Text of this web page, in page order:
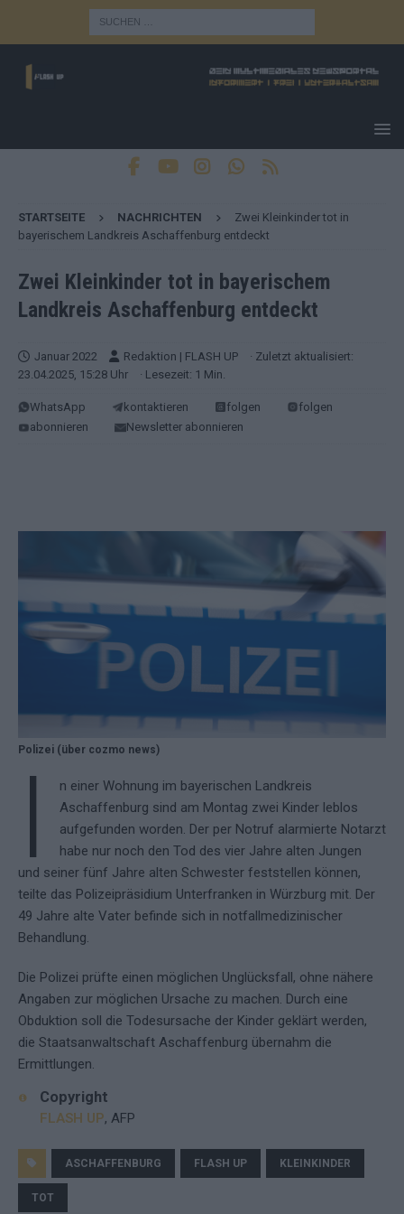
STARTSEITE NACHRICHTEN
Zwei Kleinkinder tot in
bayerischem Landkreis Aschaffenburg entdeckt
Zwei Kleinkinder tot in bayerischem
Landkreis Aschaffenburg entdeckt
Januar 2022 Redaktion | FLASH UP
· Zuletzt aktualisiert:
23.04.2025, 15:28 Uhr
· Lesezeit: 1 Min.
WhatsApp kontaktieren folgen
folgen
abonnieren
Newsletter abonnieren
Polizei (über cozmo news)
I
n einer Wohnung im bayerischen Landkreis
Aschaffenburg sind am Montag zwei Kinder leblos
aufgefunden worden. Der per Notruf alarmierte Notarzt
habe nur noch den Tod des vier Jahre alten Jungen
und seiner fünf Jahre alten Schwester feststellen können,
teilte das Polizeipräsidium Unterfranken in Würzburg mit. Der
49 Jahre alte Vater befinde sich in notfallmedizinischer
Behandlung.
Die Polizei prüfte einen möglichen Unglücksfall, ohne nähere
Angaben zur möglichen Ursache zu machen. Durch eine
Obduktion soll die Todesursache der Kinder geklärt werden,
die Staatsanwaltschaft Aschaffenburg übernahm die
Ermittlungen.
Copyright
FLASH UP, AFP
ASCHAFFENBURG FLASH UP KLEINKINDER
TOT